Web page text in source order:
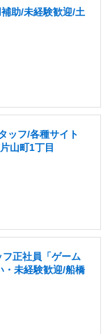
助/未経験歓迎/土
ッフ/各種サイト
山町1丁目
フ正社員「ゲーム
・未経験歓迎/船橋